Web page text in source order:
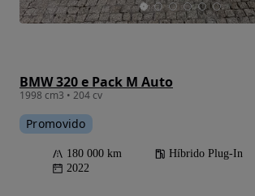
BMW 320 e Pack M Auto
1998 cm3 • 204 cv
Promovido
180 000 km Híbrido Plug-In
2022